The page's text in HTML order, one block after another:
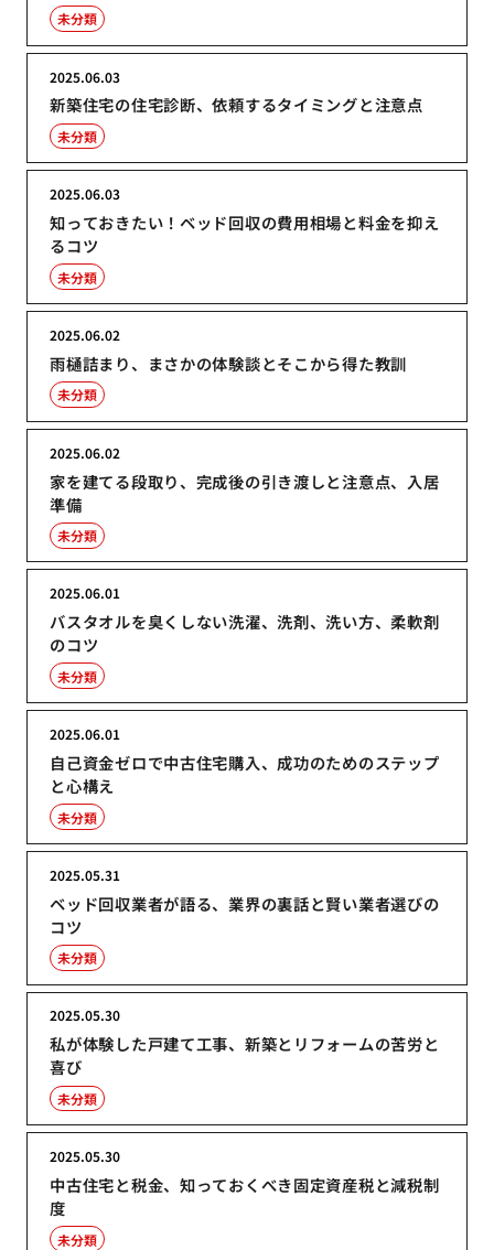
未分類
新築住宅の住宅診断、依頼するタイミングと注意点
2025.06.03
未分類
知っておきたい！ベッド回収の費用相場と料金を抑え
るコツ
2025.06.03
未分類
雨樋詰まり、まさかの体験談とそこから得た教訓
2025.06.02
未分類
家を建てる段取り、完成後の引き渡しと注意点、入居
準備
2025.06.02
未分類
バスタオルを臭くしない洗濯、洗剤、洗い方、柔軟剤
のコツ
2025.06.01
未分類
自己資金ゼロで中古住宅購入、成功のためのステップ
と心構え
2025.06.01
未分類
ベッド回収業者が語る、業界の裏話と賢い業者選びの
コツ
2025.05.31
未分類
私が体験した戸建て工事、新築とリフォームの苦労と
喜び
2025.05.30
未分類
中古住宅と税金、知っておくべき固定資産税と減税制
度
2025.05.30
未分類